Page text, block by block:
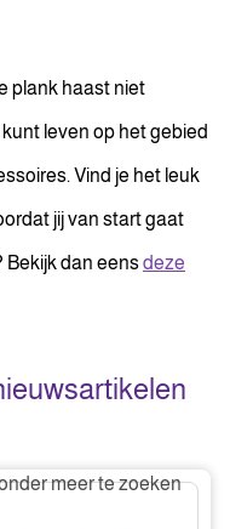
plank haast niet
leven op het gebied
Vind je het leuk
jij van start gaat
Bekijk dan eensdeze